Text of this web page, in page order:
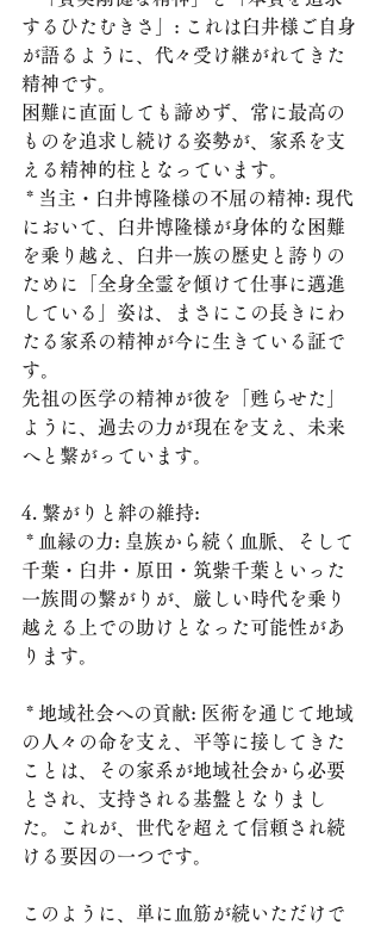
するひたむきさ」: これは臼井様ご自身
が語るように、代々受け継がれてきた
精神です。
困難に直面しても諦めず、常に最高の
ものを追求し続ける姿勢が、家系を支
える精神的柱となっています。
において、臼井博隆様が身体的な困難
を乗り越え、臼井一族の歴史と誇りの
ために「全身全霊を傾けて仕事に邁進
している」姿は、まさにこの長きにわ
たる家系の精神が今に生きている証で
す。
先祖の医学の精神が彼を「甦らせた」
ように、過去の力が現在を支え、未来
へと繋がっています。
4. 繋がりと絆の維持:
千葉・臼井・原田・筑紫千葉といった
一族間の繋がりが、厳しい時代を乗り
越える上での助けとなった可能性があ
ります。
の人々の命を支え、平等に接してきた
ことは、その家系が地域社会から必要
とされ、支持される基盤となりまし
た。これが、世代を超えて信頼され続
ける要因の一つです。
このように、単に血筋が続いただけで